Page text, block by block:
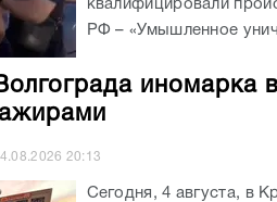
квалифицировали
РФ – «Умышленное
иномарка
20:13
Сегодня, 4 августа, в